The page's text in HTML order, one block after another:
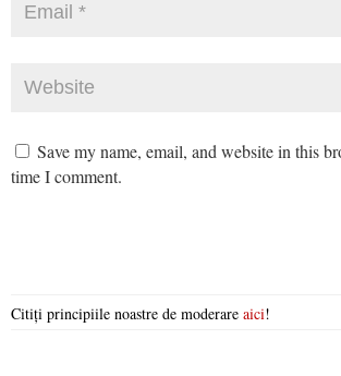
Save my name, email, and website in this
time I comment.
Citiți principiile noastre de moderare aici!